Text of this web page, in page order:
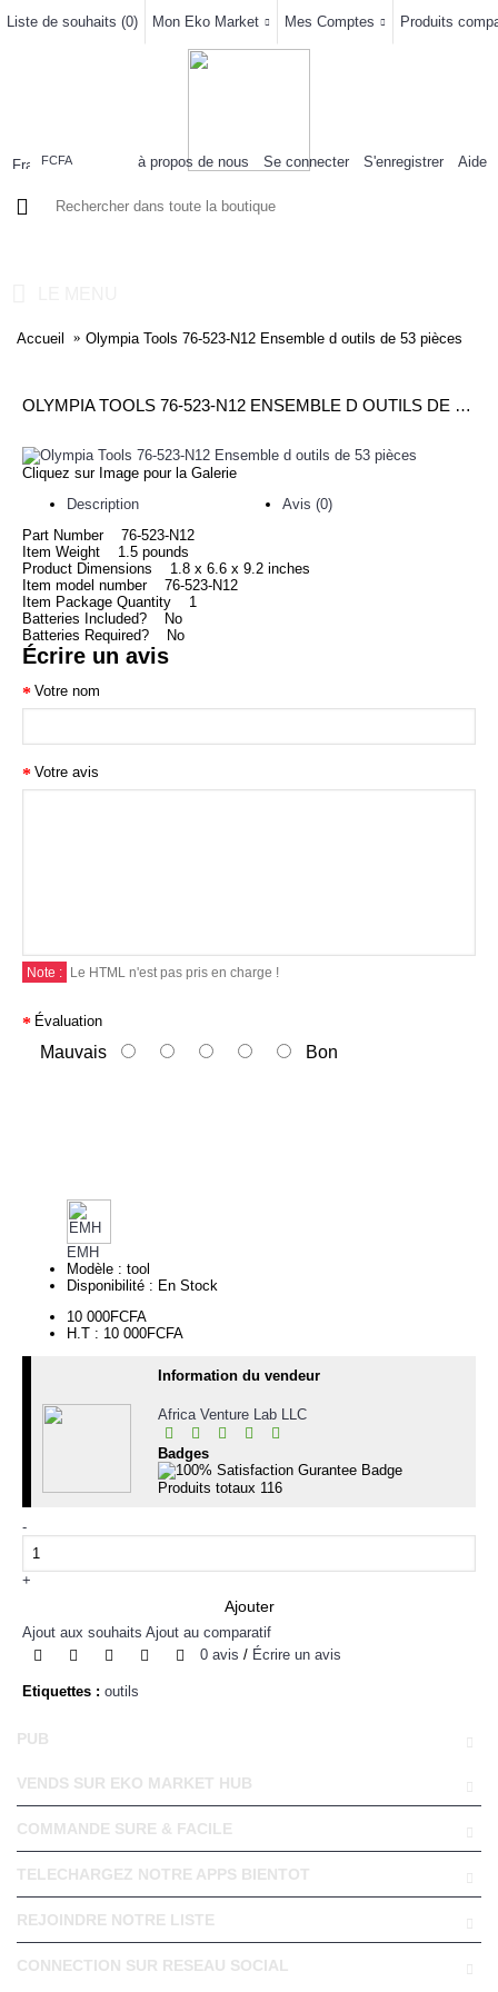
Liste de souhaits (0) Mon Eko Market Mes Comptes Produits
FCFA à propos de nous Se connecter S'enregistrer Aide
Accueil Olympia Tools 76-523-N12 Ensemble d outils de 53 pièces
OLYMPIA TOOLS 76-523-N12 ENSEMBLE D OUTILS DE 53 PIÈCES
Cliquez sur Image pour la Galerie
Description
Avis (0)
Part Number 76-523-N12
Item Weight 1.5 pounds
Product Dimensions 1.8 x 6.6 x 9.2 inches
Item model number 76-523-N12
Item Package Quantity 1
Batteries Included? No
Batteries Required? No
Écrire un avis
Votre nom
Votre avis
Note : Le HTML n'est pas pris en charge !
Évaluation
Mauvais Bon
EMH
Modèle : tool
Disponibilité : En Stock
10 000FCFA
H.T : 10 000FCFA
Information du vendeur
Africa Venture Lab LLC
Badges
Produits totaux 116
-
+
Ajouter
Ajout aux souhaits Ajout au comparatif
0 avis / Écrire un avis
Etiquettes : outils
PUB
VENDS SUR EKO MARKET HUB
COMMANDE SURE & FACILE
TELECHARGEZ NOTRE APPS BIENTOT
REJOINDRE NOTRE LISTE
CONNECTION SUR RESEAU SOCIAL